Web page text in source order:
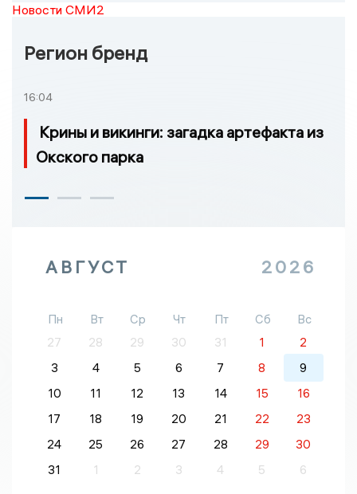
Новости СМИ2
Регион бренд
16:04
Крины и викинги: загадка артефакта из
Окского парка
АВГУСТ 2026
Пн Вт Ср Чт Пт Сб
Вс
27
28 29 30 31 1
2
3
4 5 6 7 8
9
10
11 12 13 14 15
16
17
18 19 20 21 22
23
24
25 26 27 28 29
30
31
1 2 3 4 5 6